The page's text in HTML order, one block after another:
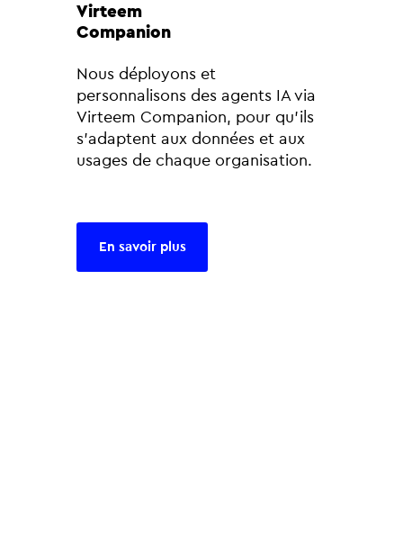
Virteem
Companion
Nous déployons et
personnalisons des agents IA via
Virteem Companion, pour qu’ils
s’adaptent aux données et aux
usages de chaque organisation.
En savoir plus